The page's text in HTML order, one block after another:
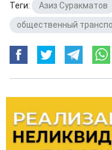
Теги: Азиз Суракматов
общественный